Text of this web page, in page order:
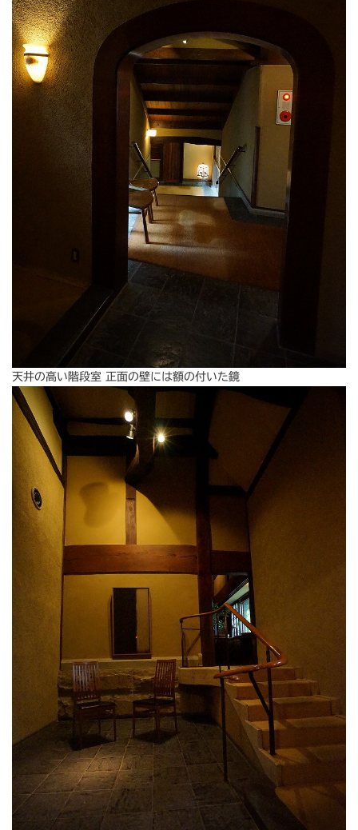
天井の高い階段室 正面の壁には額の付いた鏡